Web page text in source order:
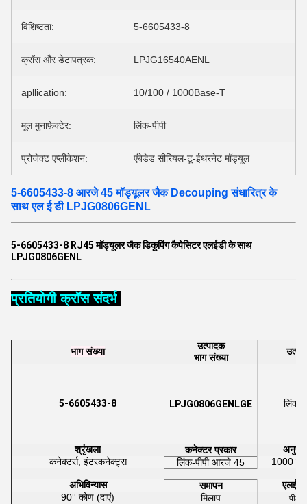
विशिष्टता: 5-6605433-8
क्रॉस और डेटापत्रक: LPJG16540AENL
apllication: 10/100 / 1000Base-T
मूल मुनाफ़ेक्टेर: लिंक-पीपी
प्रोजेक्ट एप्लीकेशन: एंबेडेड सीरियल-टू-ईथरनेट मॉड्यूल
5-6605433-8 आरजे 45 मॉड्यूलर जैक Decouping संधारित्र के
साथ एल ई डी LPJG0806GENL
5-6605433-8 RJ45 मॉड्यूलर जैक डिकूपिंग कैपेसिटर एलईडी के साथ
LPJG0806GENL
प्रतियोगी क्रॉस संदर्भ
भाग संख्या
उत्पादक
भाग संख्या
5-6605433-8 LPJG0806GENLGE लिंक-
श्रृंखला कनेक्टर प्रकार
कनेक्टर्स, इंटरकनेक्ट्स
लिंक-पीपी आरजे 45 1000
अभिविन्यास समापन
90° कोण (दाएं)
मिलाप पीले